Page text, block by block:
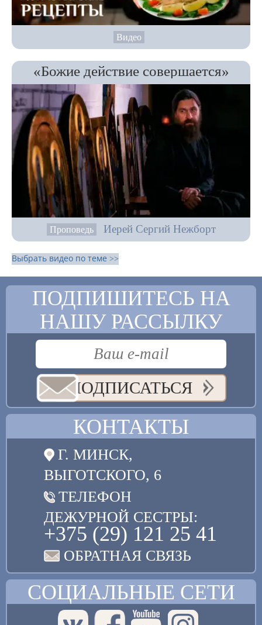
Видео
«Божие действие совершается»
Проповедь Иерей Сергий Нежборт
Выбрать видео по теме >>
ПОДПИШИТЕСЬ НА
НАШУ РАССЫЛКУ
ПОДПИСАТЬСЯ
КОНТАКТЫ
Г. МИНСК,
ВЫГОТСКОГО, 6
ТЕЛЕФОН
ДЕЖУРНОЙ СЕСТРЫ:
+375 (29) 121 25 41
ОБРАТНАЯ СВЯЗЬ
СОЦИАЛЬНЫЕ СЕТИ